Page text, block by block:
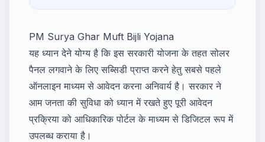
PM Surya Ghar Muft Bijli Yojana
यह ध्यान देने योग्य है कि इस सरकारी योजना के तहत सोलर
पैनल लगवाने के लिए सब्सिडी प्राप्त करने हेतु सबसे पहले
ऑनलाइन माध्यम से आवेदन करना अनिवार्य है। सरकार ने
आम जनता की सुविधा को ध्यान में रखते हुए पूरी आवेदन
प्रक्रिया को आधिकारिक पोर्टल के माध्यम से डिजिटल रूप में
उपलब्ध कराया है।